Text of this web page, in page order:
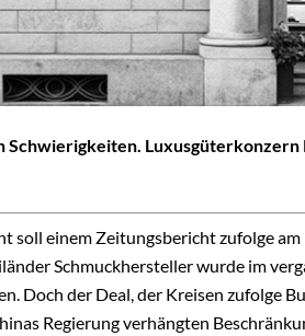
Luxusgüterkonzern
soll einem Zeitungsbericht zufolge
Schmuckhersteller wurde im
Doch der Deal, der Kreisen zufolge
Regierung verhängten